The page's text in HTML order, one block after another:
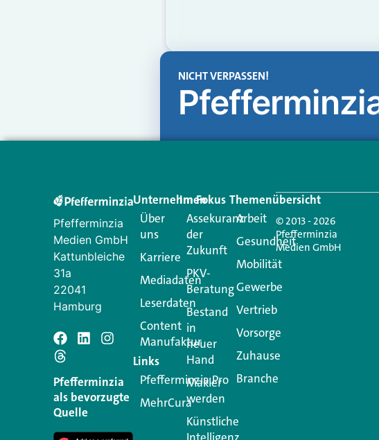
NICHT VERPASSEN!
Schreiben Sie einen
Ihre E-Mail-Adresse wird nicht
Kommentar
Pfefferminzia
Medien GmbH
Kattunbleiche
31a
22041
Hamburg
Pfefferminzia
als bevorzugte
Quelle
Unternehmen
Über
uns
Karriere
Mediadaten
Leserdaten
Content
Manufaktur
Links
Pfefferminzia.Pro
MehrCura
Im Fokus
Assekuranz
der
Zukunft
PKV-
Beratung
Bestand
in
neuer
Hand
Makler
werden
Künstliche
Themenübersicht
Arbeit
Gesundheit
Mobilität
Gewerbe
Vertrieb
Vorsorge
Zuhause
Branche
© 2013 - 2026
Pfefferminzia
Medien GmbH